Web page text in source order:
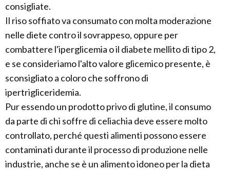
consigliate.
Il riso soffiato va consumato con molta moderazione
nelle diete contro il sovrappeso, oppure per
combattere l'iperglicemia o il diabete mellito di tipo 2,
e se consideriamo l'alto valore glicemico presente, è
sconsigliato a coloro che soffrono di
ipertrigliceridemia.
Pur essendo un prodotto privo di glutine, il consumo
da parte di chi soffre di celiachia deve essere molto
controllato, perché questi alimenti possono essere
contaminati durante il processo di produzione nelle
industrie, anche se è un alimento idoneo per la dieta